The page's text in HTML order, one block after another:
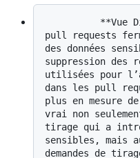
pull requests
des données
suppression des
utilisées pour
dans les pull
plus en mesure
vrai non
tirage qui a
sensibles, mais
demandes de